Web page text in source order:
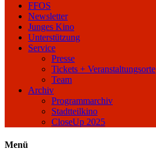
FFOS
Newsletter
Junges Kino
Unterstützung
Service
Presse
Tickets + Veranstaltungsorte
Team
Archiv
Programmarchiv
Stadtteilkino
CloseUp 2025
Menü